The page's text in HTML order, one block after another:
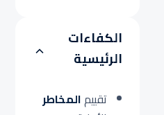
الكفاءات
الرئيسية
تقييمالمخاطر